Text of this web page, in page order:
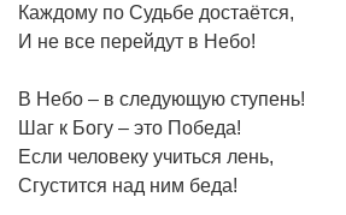
Каждому по Судьбе достаётся,
И не все перейдут в Небо!
В Небо – в следующую ступень!
Шаг к Богу – это Победа!
Если человеку учиться лень,
Сгустится над ним беда!